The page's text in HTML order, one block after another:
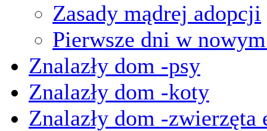
Zasady mądrej adopcji
Pierwsze dni w
Znalazły dom -psy
Znalazły dom -koty
Znalazły dom -zwierzęta